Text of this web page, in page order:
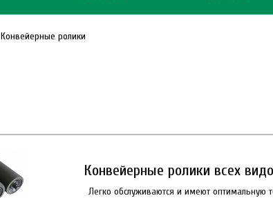
Конвейерные ролики
Конвейерные ролики всех
Легко обслуживаются и имеют оптимальную